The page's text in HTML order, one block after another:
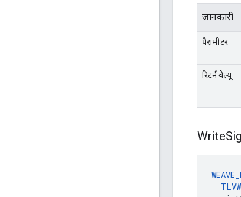
जानकारी
पैरामीटर
रिटर्न वैल्यू
Write